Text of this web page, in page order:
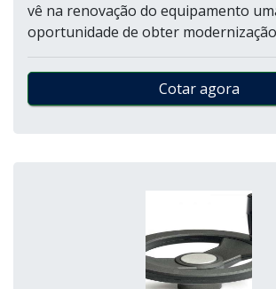
vê na renovação do equipamento
oportunidade de obter modernização
Cotar agora